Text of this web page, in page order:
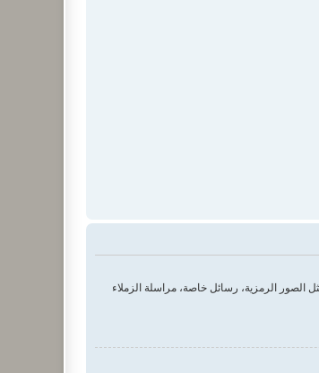
الرمزية، رسائل خاصة، مراسلة الزملاء